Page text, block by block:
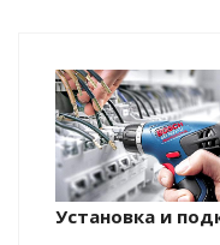
Установка и